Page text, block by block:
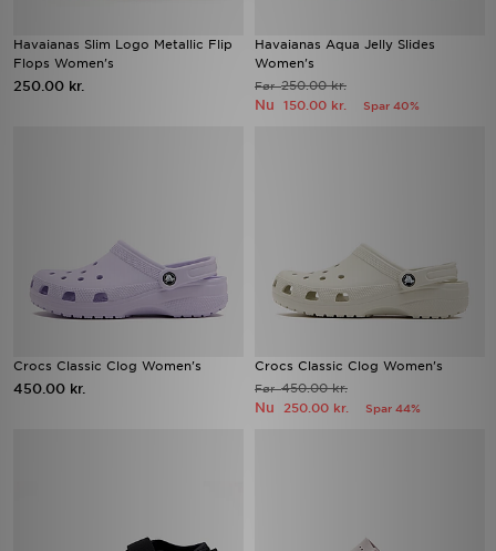
Havaianas Slim Logo Metallic Flip
Flops Women's
250.00 kr.
Havaianas Aqua Jelly Slides
Women's
Før250.00 kr.
Nu 150.00 kr. Spar 40%
Crocs Classic Clog Women's
450.00 kr.
Crocs Classic Clog Women's
Før450.00 kr.
Nu 250.00 kr. Spar 44%